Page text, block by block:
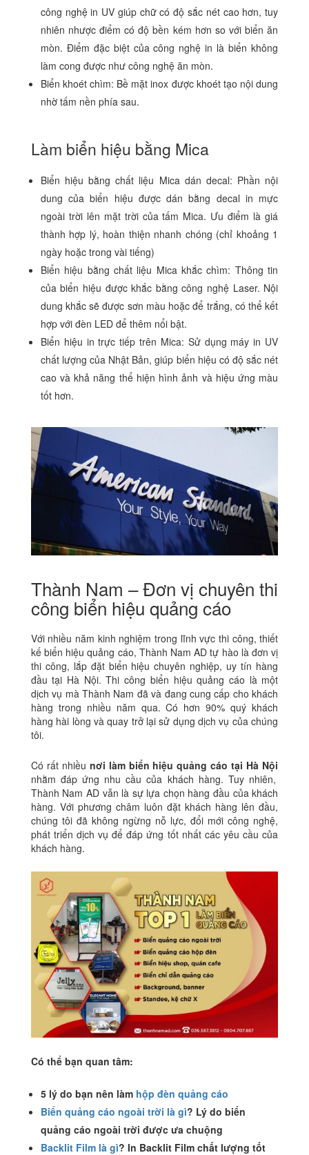
công nghệ in UV giúp chữ có độ sắc nét cao hơn, tuy
nhiên nhược điểm có độ bền kém hơn so với biển ăn
mòn. Điểm đặc biệt của công nghệ in là biển không
làm cong được như công nghệ ăn mòn.
Biển khoét chìm: Bề mặt inox được khoét tạo nội dung
nhờ tấm nền phía sau.
Làm biển hiệu bằng Mica
Biển hiệu bằng chất liệu Mica dán decal: Phần nội
dung của biển hiệu được dán bằng decal in mực
ngoài trời lên mặt trời của tấm Mica. Ưu điểm là giá
thành hợp lý, hoàn thiện nhanh chóng (chỉ khoảng 1
ngày hoặc trong vài tiếng)
Biển hiệu bằng chất liệu Mica khắc chìm: Thông tin
của biển hiệu được khắc bằng công nghệ Laser. Nội
dung khắc sẽ được sơn màu hoặc để trắng, có thể kết
hợp với đèn LED để thêm nổi bật.
Biển hiệu in trực tiếp trên Mica: Sử dụng máy in UV
chất lượng của Nhật Bản, giúp biển hiệu có độ sắc nét
cao và khả năng thể hiện hình ảnh và hiệu ứng màu
tốt hơn.
Thành Nam – Đơn vị chuyên thi
công biển hiệu quảng cáo
Với nhiều năm kinh nghiệm trong lĩnh vực thi công, thiết
kế biển hiệu quảng cáo, Thành Nam AD tự hào là đơn vị
thi công, lắp đặt biển hiệu chuyên nghiệp, uy tín hàng
đầu tại Hà Nội.Thi công biển hiệu quảng cáo là một
dịch vụ mà Thành Nam đã và đang cung cấp cho khách
hàng trong nhiều năm qua. Có hơn 90% quý khách
hàng hài lòng và quay trở lại sử dụng dịch vụ của chúng
tôi.
Có rất nhiều nơi làm biển hiệu quảng cáo tại Hà Nội
nhằm đáp ứng nhu cầu của khách hàng. Tuy nhiên,
Thành Nam AD vẫn là sự lựa chọn hàng đầu của khách
hàng. Với phương châm luôn đặt khách hàng lên đầu,
chúng tôi đã không ngừng nỗ lực, đổi mới công nghệ,
phát triển dịch vụ để đáp ứng tốt nhất các yêu cầu của
khách hàng.
Có thể bạn quan tâm:
5 lý do bạn nên làm hộp đèn quảng cáo
Biển quảng cáo ngoài trời là gì? Lý do biển
quảng cáo ngoài trời được ưa chuộng
Backlit Film là gì? In Backlit Film chất lượng tốt